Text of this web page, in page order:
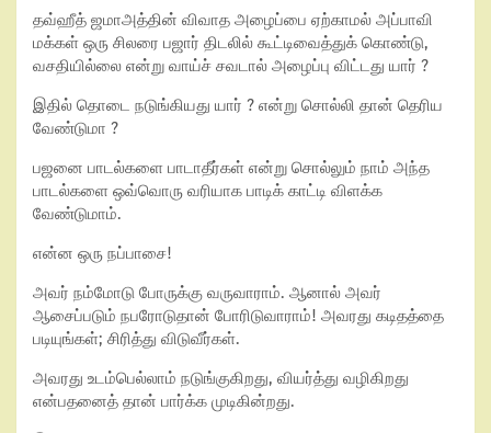
தவ்ஹீத் ஜமாஅத்தின் விவாத அழைப்பை ஏற்காமல் அப்பாவி
மக்கள் ஒரு சிலரை பஜார் திடலில் கூட்டிவைத்துக் கொண்டு,
வசதியில்லை என்று வாய்ச் சவடால் அழைப்பு விட்டது யார் ?
இதில் தொடை நடுங்கியது யார் ? என்று சொல்லி தான் தெரிய
வேண்டுமா ?
பஜனை பாடல்களை பாடாதீர்கள் என்று சொல்லும் நாம் அந்த
பாடல்களை ஒவ்வொரு வரியாக பாடிக் காட்டி விளக்க
வேண்டுமாம்.
என்ன ஒரு நப்பாசை!
அவர் நம்மோடு போருக்கு வருவாராம். ஆனால் அவர்
ஆசைப்படும் நபரோடுதான் போரிடுவாராம்! அவரது கடிதத்தை
படியுங்கள்; சிரித்து விடுவீர்கள்.
அவரது உடம்பெல்லாம் நடுங்குகிறது, வியர்த்து வழிகிறது
என்பதனைத் தான் பார்க்க முடிகின்றது.